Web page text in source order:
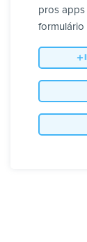
pros apps
formulário